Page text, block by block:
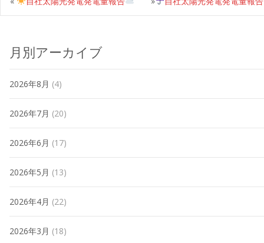
月別アーカイブ
2026年8月 (4)
2026年7月 (20)
2026年6月 (17)
2026年5月 (13)
2026年4月 (22)
2026年3月 (18)